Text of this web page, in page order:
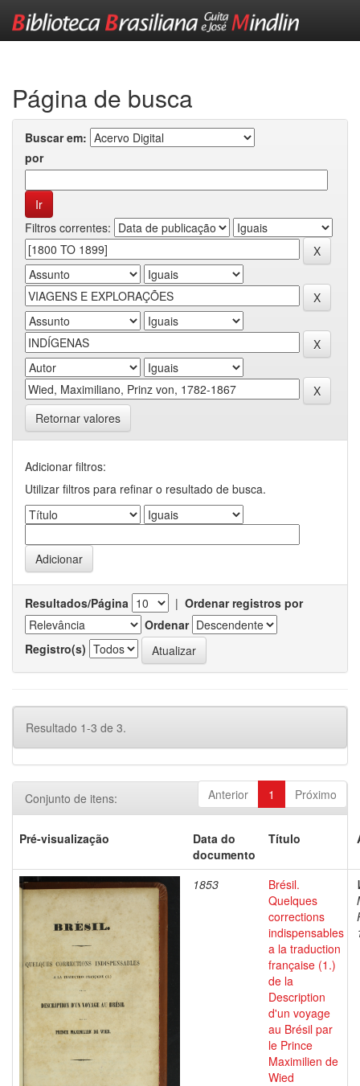
Página de busca
Buscar em:
por
Filtros correntes:
Retornar valores
Adicionar filtros:
Utilizar filtros para refinar o resultado de busca.
Resultados/Página | Ordenar registros por
Ordenar
Registro(s)
Resultado 1-3 de 3.
Anterior 1 Próximo
Conjunto de itens:
Pré-visualização
Data do
documento
Título
1853
Brésil.
Quelques
corrections
indispensables
a la traduction
française (1.)
de la
Description
d'un voyage
au Brésil par
le Prince
Maximilien de
Wied